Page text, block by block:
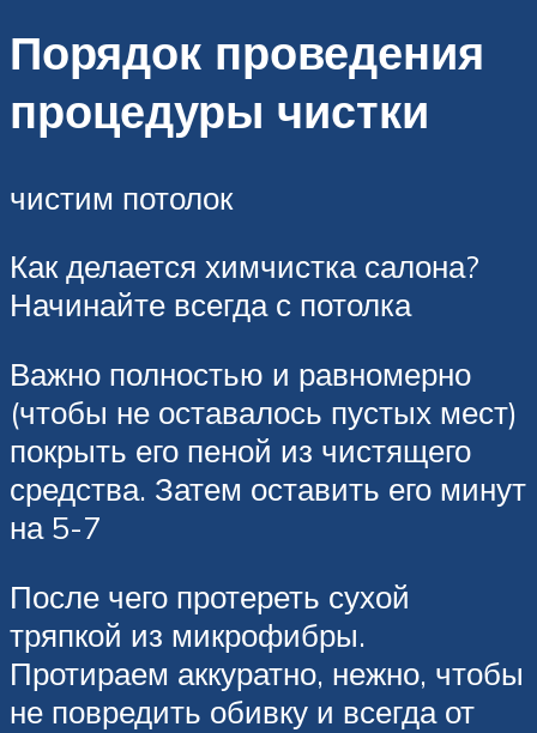
Порядок проведения
процедуры чистки
чистим потолок
Как делается химчистка салона?
Начинайте всегда с потолка
Важно полностью и равномерно
(чтобы не оставалось пустых мест)
покрыть его пеной из чистящего
средства. Затем оставить его минут
на 5-7
После чего протереть сухой
тряпкой из микрофибры.
Протираем аккуратно, нежно, чтобы
не повредить обивку и всегда от